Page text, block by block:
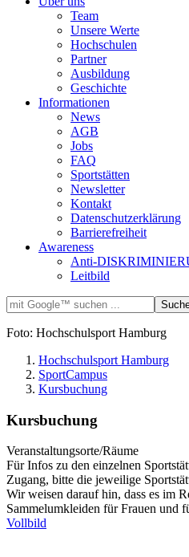
Team
Unsere Werte
Hochschulen
Partner
Ausbildung
Geschichte
Informationen
News
AGB
Jobs
FAQ
Sportstätten
Newsletter
Kontakt
Datenschutzerklärung
Barrierefreiheit
Awareness
Anti-
Leitbild
Foto: Hochschulsport Hamburg
Hochschulsport Hamburg
SportCampus
Kursbuchung
Kursbuchung
Veranstaltungsorte/Räume
Für Infos zu den einzelnen
Zugang, bitte die jeweilige
Wir weisen darauf hin, dass es im
Sammelumkleiden für Frauen und
Vollbild